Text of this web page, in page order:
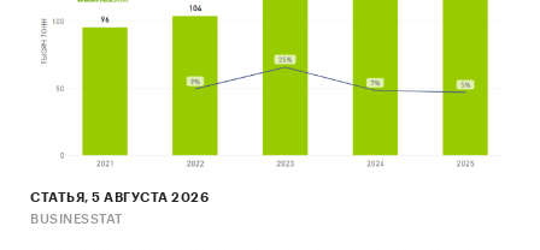
СТАТЬЯ, 5 АВГУСТА 2026
BUSINESSTAT